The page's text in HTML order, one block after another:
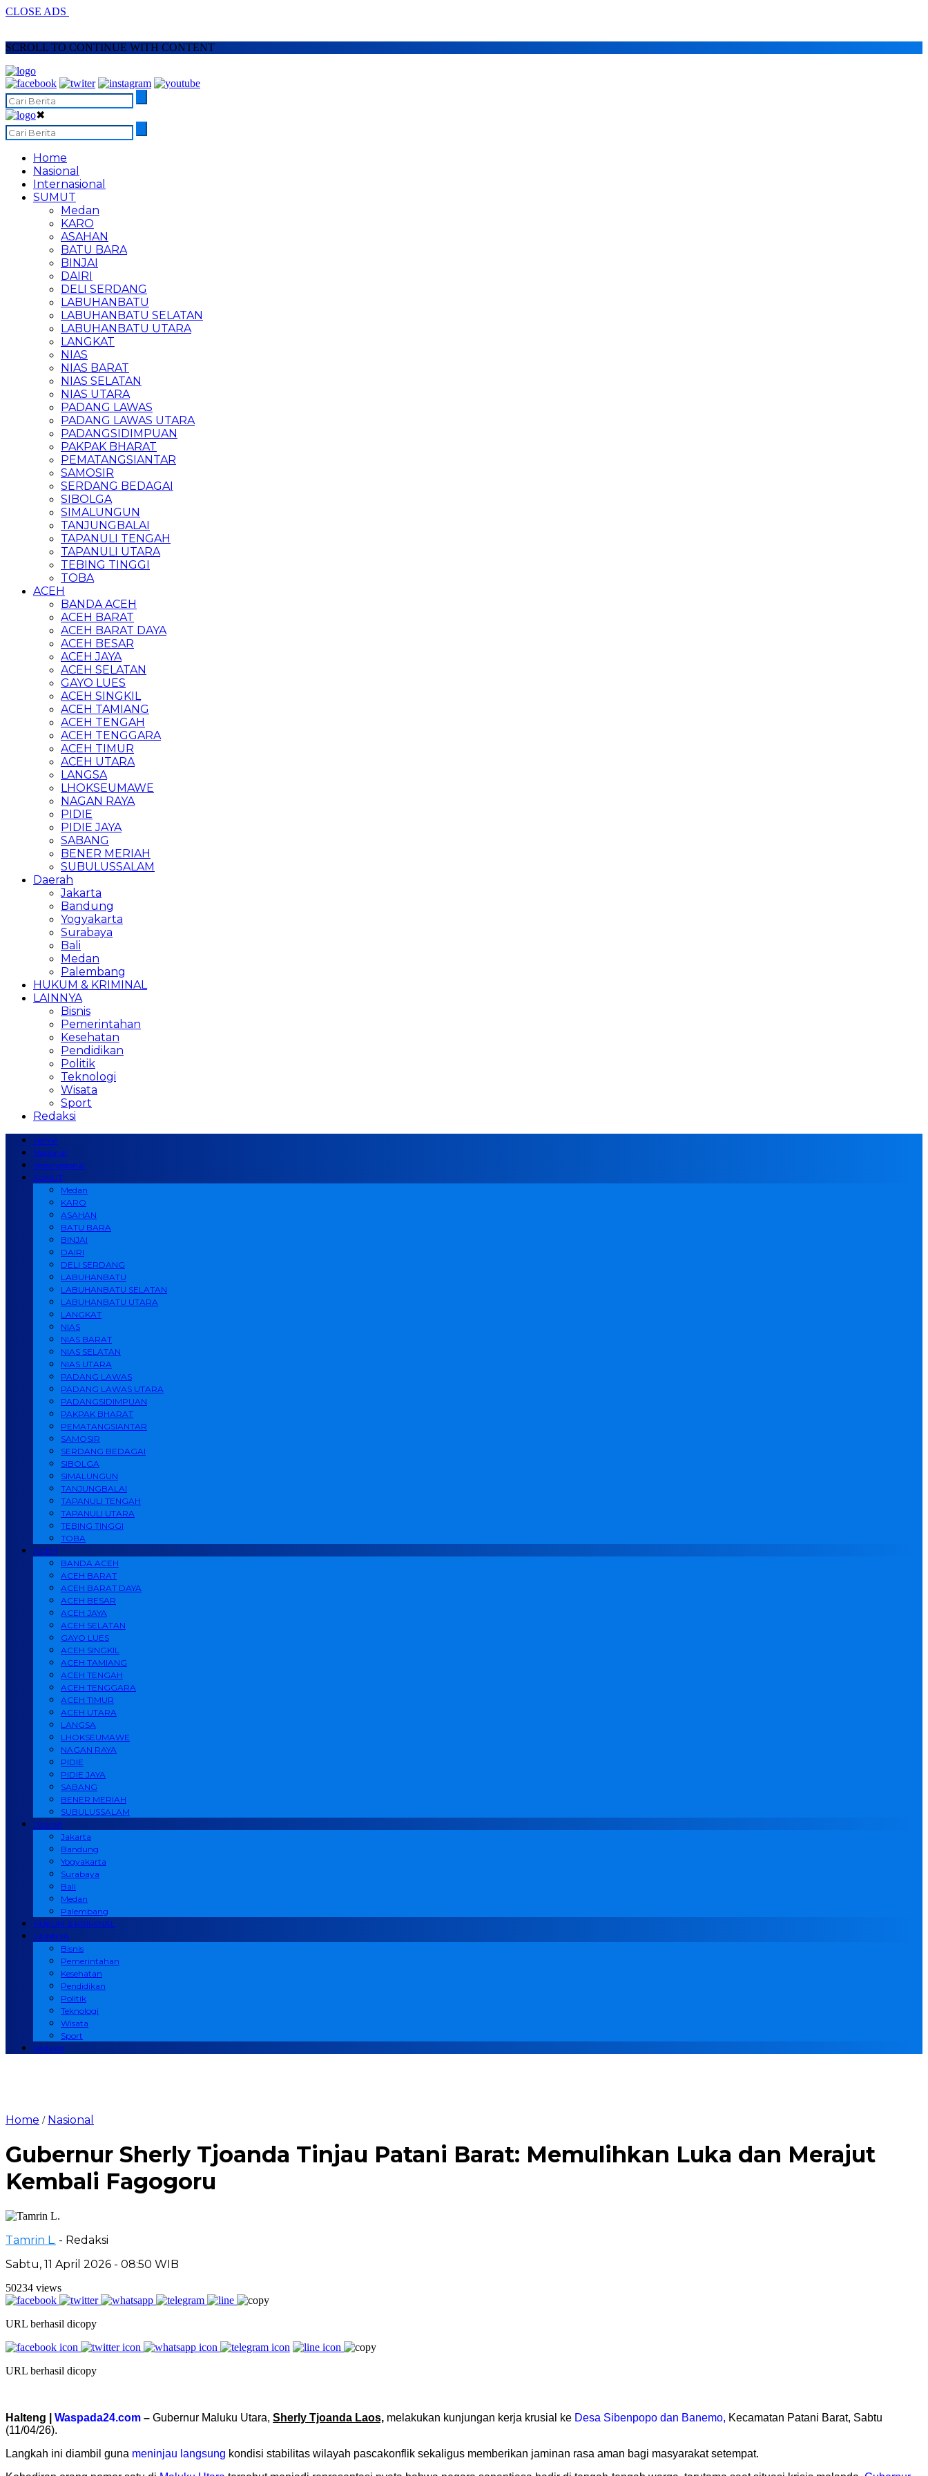
CLOSE ADS
SCROLL TO CONTINUE WITH CONTENT
✖
Home
Nasional
Internasional
SUMUT
Medan
KARO
ASAHAN
BATU BARA
BINJAI
DAIRI
DELI SERDANG
LABUHANBATU
LABUHANBATU SELATAN
LABUHANBATU UTARA
LANGKAT
NIAS
NIAS BARAT
NIAS SELATAN
NIAS UTARA
PADANG LAWAS
PADANG LAWAS UTARA
PADANGSIDIMPUAN
PAKPAK BHARAT
PEMATANGSIANTAR
SAMOSIR
SERDANG BEDAGAI
SIBOLGA
SIMALUNGUN
TANJUNGBALAI
TAPANULI TENGAH
TAPANULI UTARA
TEBING TINGGI
TOBA
ACEH
BANDA ACEH
ACEH BARAT
ACEH BARAT DAYA
ACEH BESAR
ACEH JAYA
ACEH SELATAN
GAYO LUES
ACEH SINGKIL
ACEH TAMIANG
ACEH TENGAH
ACEH TENGGARA
ACEH TIMUR
ACEH UTARA
LANGSA
LHOKSEUMAWE
NAGAN RAYA
PIDIE
PIDIE JAYA
SABANG
BENER MERIAH
SUBULUSSALAM
Daerah
Jakarta
Bandung
Yogyakarta
Surabaya
Bali
Medan
Palembang
HUKUM & KRIMINAL
LAINNYA
Bisnis
Pemerintahan
Kesehatan
Pendidikan
Politik
Teknologi
Wisata
Sport
Redaksi
Home
Nasional
Internasional
SUMUT
Medan
KARO
ASAHAN
BATU BARA
BINJAI
DAIRI
DELI SERDANG
LABUHANBATU
LABUHANBATU SELATAN
LABUHANBATU UTARA
LANGKAT
NIAS
NIAS BARAT
NIAS SELATAN
NIAS UTARA
PADANG LAWAS
PADANG LAWAS UTARA
PADANGSIDIMPUAN
PAKPAK BHARAT
PEMATANGSIANTAR
SAMOSIR
SERDANG BEDAGAI
SIBOLGA
SIMALUNGUN
TANJUNGBALAI
TAPANULI TENGAH
TAPANULI UTARA
TEBING TINGGI
TOBA
ACEH
BANDA ACEH
ACEH BARAT
ACEH BARAT DAYA
ACEH BESAR
ACEH JAYA
ACEH SELATAN
GAYO LUES
ACEH SINGKIL
ACEH TAMIANG
ACEH TENGAH
ACEH TENGGARA
ACEH TIMUR
ACEH UTARA
LANGSA
LHOKSEUMAWE
NAGAN RAYA
PIDIE
PIDIE JAYA
SABANG
BENER MERIAH
SUBULUSSALAM
Daerah
Jakarta
Bandung
Yogyakarta
Surabaya
Bali
Medan
Palembang
HUKUM & KRIMINAL
LAINNYA
Bisnis
Pemerintahan
Kesehatan
Pendidikan
Politik
Teknologi
Wisata
Sport
Redaksi
Home / Nasional
​Gubernur Sherly Tjoanda Tinjau Patani Barat: Memulihkan Luka dan Merajut
Kembali Fagogoru
Tamrin L. - Redaksi
Sabtu, 11 April 2026 - 08:50 WIB
50234 views
URL berhasil dicopy
URL berhasil dicopy
Halteng | Waspada24.com – Gubernur Maluku Utara, Sherly Tjoanda Laos, melakukan kunjungan kerja krusial ke Desa Sibenpopo dan Banemo, Kecamatan Patani Barat, Sabtu
(11/04/26).
Langkah ini diambil guna meninjau langsung kondisi stabilitas wilayah pascakonflik sekaligus memberikan jaminan rasa aman bagi masyarakat setempat.